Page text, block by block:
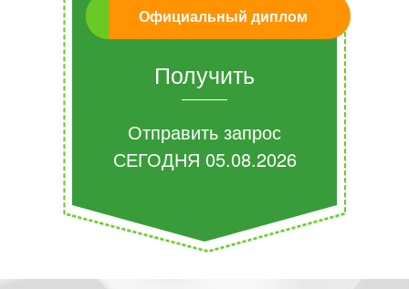
Официальный диплом
Получить
Отправить запрос
СЕГОДНЯ 05.08.2026